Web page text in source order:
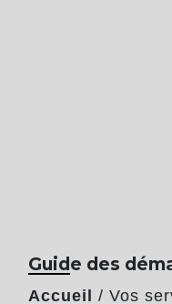
Guide des
Accueil / Vos